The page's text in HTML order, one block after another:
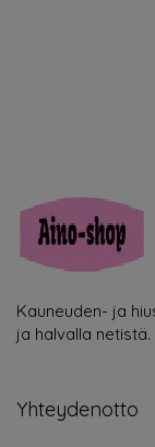
Kauneuden- ja
ja halvalla netistä.
Yhteydenotto